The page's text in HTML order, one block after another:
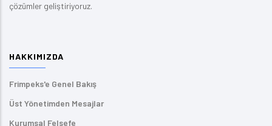
çözümler geliştiriyoruz.
HAKKIMIZDA
Frimpeks'e Genel Bakış
Üst Yönetimden Mesajlar
Kurumsal Felsefe